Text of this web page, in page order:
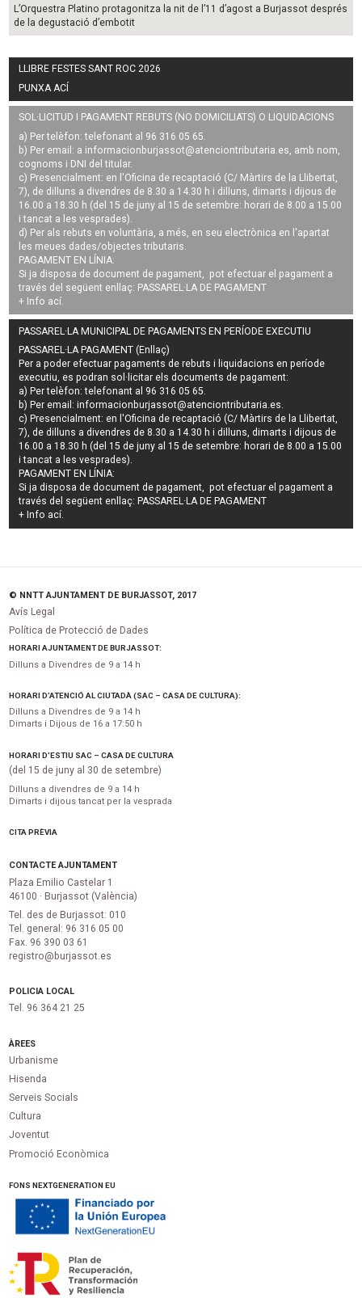
L’Orquestra Platino protagonitza la nit de l’11 d’agost a Burjassot després
de la degustació d’embotit
LLIBRE FESTES SANT ROC 2026
PUNXA ACÍ
SOL·LICITUD I PAGAMENT REBUTS (NO DOMICILIATS) O LIQUIDACIONS
a) Per telèfon: telefonant al 96 316 05 65.
b) Per email: a informacionburjassot@atenciontributaria.es, amb nom,
cognoms i DNI del titular.
c) Presencialment: en l'Oficina de recaptació (C/ Màrtirs de la Llibertat,
7), de dilluns a divendres de 8.30 a 14.30 h i dilluns, dimarts i dijous de
16.00 a 18.30 h (del 15 de juny al 15 de setembre: horari de 8.00 a 15.00
i tancat a les vesprades).
d) Per als rebuts en voluntària, a més, en seu electrònica en l'apartat
les meues dades/objectes tributaris.
PAGAMENT EN LÍNIA:
Si ja disposa de document de pagament, pot efectuar el pagament a
través del següent enllaç: PASSAREL·LA DE PAGAMENT
+ Info ací.
PASSAREL·LA MUNICIPAL DE PAGAMENTS EN PERÍODE EXECUTIU
PASSAREL·LA PAGAMENT (Enllaç)
Per a poder efectuar pagaments derebuts i liquidacions en període
executiu, es podran sol·licitar els documents de pagament:
a) Per telèfon: telefonant al 96 316 05 65.
b) Per email:informacionburjassot@atenciontributaria.es.
c) Presencialment: en l'Oficina de recaptació (C/ Màrtirs de la Llibertat,
7), de dilluns a divendres de 8.30 a 14.30 h i dilluns, dimarts i dijous de
16.00 a 18.30 h (del 15 de juny al 15 de setembre: horari de 8.00 a 15.00
i tancat a les vesprades).
PAGAMENT EN LÍNIA:
Si ja disposa de document de pagament, pot efectuar el pagament a
través del següent enllaç: PASSAREL·LA DE PAGAMENT
+ Info ací.
© NNTT AJUNTAMENT DE BURJASSOT, 2017
Avís Legal
Política de Protecció de Dades
HORARI AJUNTAMENT DE BURJASSOT:
Dilluns a Divendres de 9 a 14 h
HORARI D’ATENCIÓ AL CIUTADÀ (SAC – CASA DE CULTURA):
Dilluns a Divendres de 9 a 14 h
Dimarts i Dijous de 16 a 17:50 h
HORARI D’ESTIU SAC – CASA DE CULTURA
(del 15 de juny al 30 de setembre)
Dilluns a divendres de 9 a 14 h
Dimarts i dijous tancat per la vesprada
CITA PRÈVIA
CONTACTE AJUNTAMENT
Plaza Emilio Castelar 1
46100 · Burjassot (València)
Tel. des de Burjassot: 010
Tel. general: 96 316 05 00
Fax. 96 390 03 61
registro@burjassot.es
POLICIA LOCAL
Tel. 96 364 21 25
ÀREES
Urbanisme
Hisenda
Serveis Socials
Cultura
Joventut
Promoció Econòmica
FONS NEXTGENERATION EU